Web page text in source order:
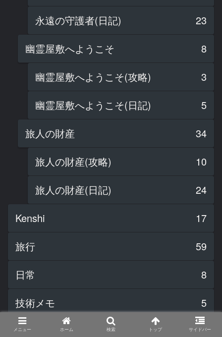
永遠の守護者(日記)
23
幽霊屋敷へようこそ
8
幽霊屋敷へようこそ(攻略)
3
幽霊屋敷へようこそ(日記)
5
旅人の財産
34
旅人の財産(攻略)
10
旅人の財産(日記)
24
Kenshi
17
旅行
59
日常
8
技術メモ
5
メニュー ホーム 検索 トップ サイドバー